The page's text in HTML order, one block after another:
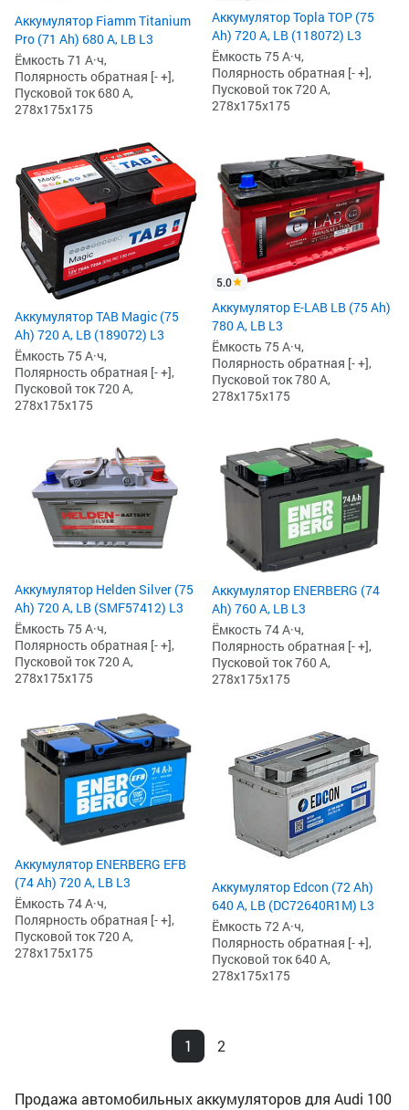
Аккумулятор Fiamm Titanium
Pro (71 Ah) 680 А, LB L3
Ёмкость 71 А·ч,
Полярность обратная [- +],
Пусковой ток 680 А,
278x175x175
Аккумулятор Topla TOP (75
Ah) 720 А, LB (118072) L3
Ёмкость 75 А·ч,
Полярность обратная [- +],
Пусковой ток 720 А,
278x175x175
Аккумулятор TAB Magic (75
Ah) 720 А, LB (189072) L3
Ёмкость 75 А·ч,
Полярность обратная [- +],
Пусковой ток 720 А,
278x175x175
5.0
Аккумулятор E-LAB LB (75 Ah)
780 А, LB L3
Ёмкость 75 А·ч,
Полярность обратная [- +],
Пусковой ток 780 А,
278x175x175
Аккумулятор Helden Silver (75
Ah) 720 А, LB (SMF57412) L3
Ёмкость 75 А·ч,
Полярность обратная [- +],
Пусковой ток 720 А,
278x175x175
Аккумулятор ENERBERG (74
Ah) 760 А, LB L3
Ёмкость 74 А·ч,
Полярность обратная [- +],
Пусковой ток 760 А,
278x175x175
Аккумулятор ENERBERG EFB
(74 Ah) 720 А, LB L3
Ёмкость 74 А·ч,
Полярность обратная [- +],
Пусковой ток 720 А,
278x175x175
Аккумулятор Edcon (72 Ah)
640 А, LB (DC72640R1M) L3
Ёмкость 72 А·ч,
Полярность обратная [- +],
Пусковой ток 640 А,
278x175x175
1 2
Продажа автомобильных аккумуляторов для Audi 100